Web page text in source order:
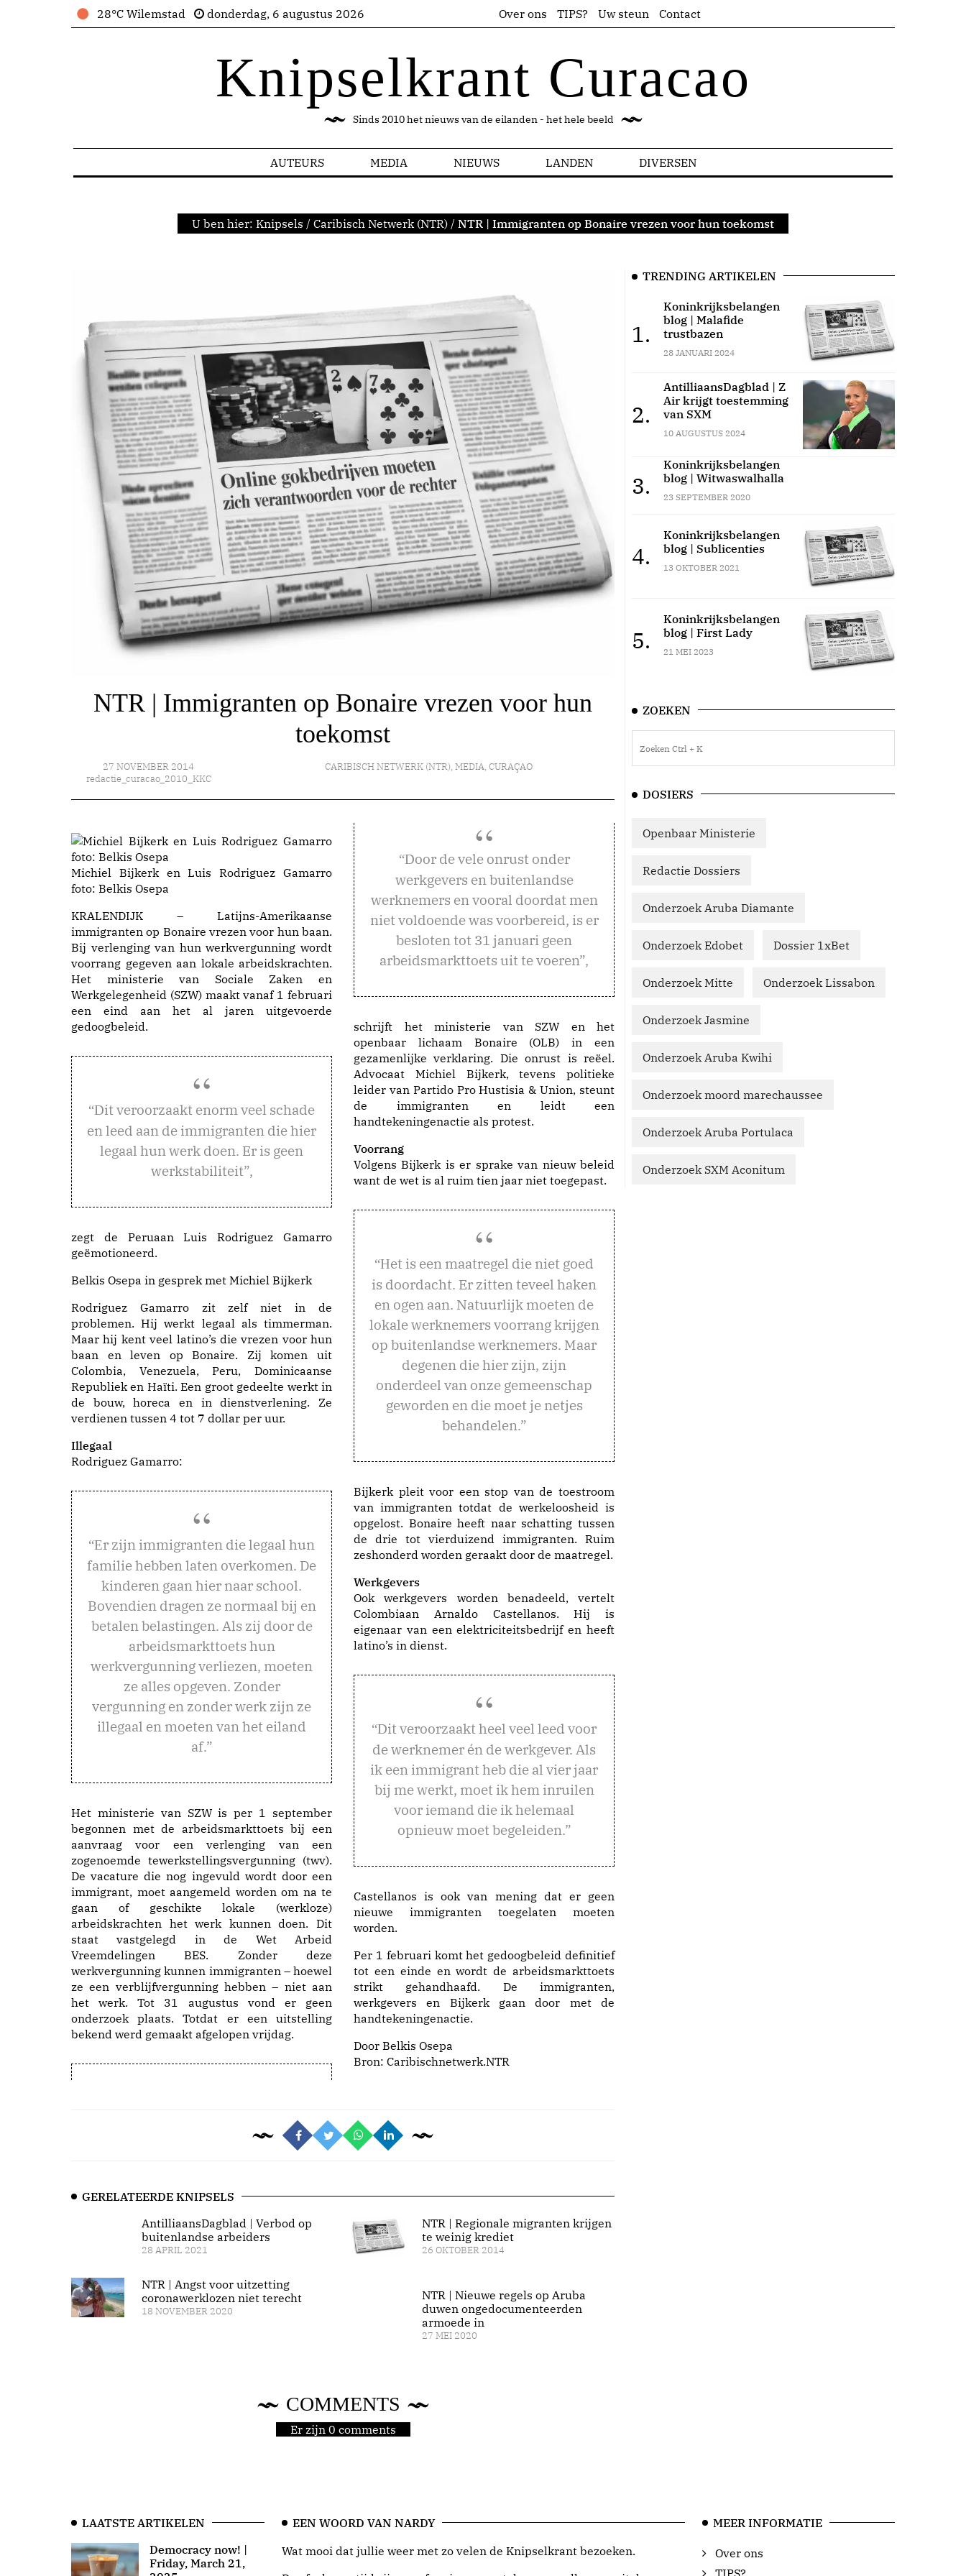
28°C Wilemstad donderdag, 6 augustus 2026 Over ons TIPS? Uw steun Contact
Knipselkrant Curacao
Sinds 2010 het nieuws van de eilanden - het hele beeld
AUTEURS MEDIA NIEUWS LANDEN DIVERSEN
U ben hier: Knipsels / Caribisch Netwerk (NTR) / NTR | Immigranten op Bonaire vrezen voor hun toekomst
NTR | Immigranten op Bonaire vrezen voor hun
toekomst
27 NOVEMBER 2014
redactie_curacao_2010_KKC
CARIBISCH NETWERK (NTR),MEDIA,CURAÇAO
Michiel Bijkerk en Luis Rodriguez Gamarro
foto: Belkis Osepa
KRALENDIJK – Latijns-Amerikaanse
immigranten op Bonaire vrezen voor hun baan.
Bij verlenging van hun werkvergunning wordt
voorrang gegeven aan lokale arbeidskrachten.
Het ministerie van Sociale Zaken en
Werkgelegenheid (SZW) maakt vanaf 1 februari
een eind aan het al jaren uitgevoerde
gedoogbeleid.
“Dit veroorzaakt enorm veel schade
en leed aan de immigranten die hier
legaal hun werk doen. Er is geen
werkstabiliteit”,
zegt de Peruaan Luis Rodriguez Gamarro
geëmotioneerd.
Belkis Osepa in gesprek met Michiel Bijkerk
Rodriguez Gamarro zit zelf niet in de
problemen. Hij werkt legaal als timmerman.
Maar hij kent veel latino’s die vrezen voor hun
baan en leven op Bonaire. Zij komen uit
Colombia, Venezuela, Peru, Dominicaanse
Republiek en Haïti. Een groot gedeelte werkt in
de bouw, horeca en in dienstverlening. Ze
verdienen tussen 4 tot 7 dollar per uur.
Illegaal
Rodriguez Gamarro:
“Er zijn immigranten die legaal hun
familie hebben laten overkomen. De
kinderen gaan hier naar school.
Bovendien dragen ze normaal bij en
betalen belastingen. Als zij door de
arbeidsmarkttoets hun
werkvergunning verliezen, moeten
ze alles opgeven. Zonder
vergunning en zonder werk zijn ze
illegaal en moeten van het eiland
af.”
Het ministerie van SZW is per 1 september
begonnen met de arbeidsmarkttoets bij een
aanvraag voor een verlenging van een
zogenoemde tewerkstellingsvergunning (twv).
De vacature die nog ingevuld wordt door een
immigrant, moet aangemeld worden om na te
gaan of geschikte lokale (werkloze)
arbeidskrachten het werk kunnen doen. Dit
staat vastgelegd in de Wet Arbeid
Vreemdelingen BES. Zonder deze
werkvergunning kunnen immigranten – hoewel
ze een verblijfvergunning hebben – niet aan
het werk. Tot 31 augustus vond er geen
onderzoek plaats. Totdat er een uitstelling
bekend werd gemaakt afgelopen vrijdag.
“Door de vele onrust onder
werkgevers en buitenlandse
werknemers en vooral doordat men
niet voldoende was voorbereid, is er
besloten tot 31 januari geen
arbeidsmarkttoets uit te voeren”,
schrijft het ministerie van SZW en het
openbaar lichaam Bonaire (OLB) in een
gezamenlijke verklaring. Die onrust is reëel.
Advocaat Michiel Bijkerk, tevens politieke
leider van Partido Pro Hustisia & Union, steunt
de immigranten en leidt een
handtekeningenactie als protest.
Voorrang
Volgens Bijkerk is er sprake van nieuw beleid
want de wet is al ruim tien jaar niet toegepast.
“Het is een maatregel die niet goed
is doordacht. Er zitten teveel haken
en ogen aan. Natuurlijk moeten de
lokale werknemers voorrang krijgen
op buitenlandse werknemers. Maar
degenen die hier zijn, zijn
onderdeel van onze gemeenschap
geworden en die moet je netjes
behandelen.”
Bijkerk pleit voor een stop van de toestroom
van immigranten totdat de werkeloosheid is
opgelost. Bonaire heeft naar schatting tussen
de drie tot vierduizend immigranten. Ruim
zeshonderd worden geraakt door de maatregel.
Werkgevers
Ook werkgevers worden benadeeld, vertelt
Colombiaan Arnaldo Castellanos. Hij is
eigenaar van een elektriciteitsbedrijf en heeft
latino’s in dienst.
“Dit veroorzaakt heel veel leed voor
de werknemer én de werkgever. Als
ik een immigrant heb die al vier jaar
bij me werkt, moet ik hem inruilen
voor iemand die ik helemaal
opnieuw moet begeleiden.”
Castellanos is ook van mening dat er geen
nieuwe immigranten toegelaten moeten
worden.
Per 1 februari komt het gedoogbeleid definitief
tot een einde en wordt de arbeidsmarkttoets
strikt gehandhaafd. De immigranten,
werkgevers en Bijkerk gaan door met de
handtekeningenactie.
Door Belkis Osepa
Bron: Caribischnetwerk.NTR
GERELATEERDE KNIPSELS
AntilliaansDagblad | Verbod op
buitenlandse arbeiders
28 APRIL 2021
NTR | Angst voor uitzetting
coronawerklozen niet terecht
18 NOVEMBER 2020
NTR | Regionale migranten krijgen
te weinig krediet
26 OKTOBER 2014
NTR | Nieuwe regels op Aruba
duwen ongedocumenteerden
armoede in
27 MEI 2020
COMMENTS
Er zijn 0 comments
TRENDING ARTIKELEN
1.
Koninkrijksbelangen
blog | Malafide
trustbazen
28 JANUARI 2024
2.
AntilliaansDagblad | Z
Air krijgt toestemming
van SXM
10 AUGUSTUS 2024
3.
Koninkrijksbelangen
blog | Witwaswalhalla
23 SEPTEMBER 2020
4.
Koninkrijksbelangen
blog | Sublicenties
13 OKTOBER 2021
5.
Koninkrijksbelangen
blog | First Lady
21 MEI 2023
ZOEKEN
DOSIERS
Openbaar Ministerie
Redactie Dossiers
Onderzoek Aruba Diamante
Onderzoek Edobet Dossier 1xBet
Onderzoek Mitte Onderzoek Lissabon
Onderzoek Jasmine
Onderzoek Aruba Kwihi
Onderzoek moord marechaussee
Onderzoek Aruba Portulaca
Onderzoek SXM Aconitum
LAATSTE ARTIKELEN
Democracy now! |
Friday, March 21,
EEN WOORD VAN NARDY
Wat mooi dat jullie weer met zo velen de Knipselkrant bezoeken.
MEER INFORMATIE
Over ons
TIPS?